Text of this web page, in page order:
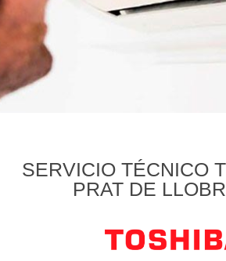
SERVICIO TÉCNICO
PRAT DE